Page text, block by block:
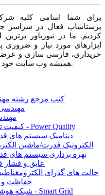
برای شما اسامی کلیه
پرستاشاپ فعال در سراسر
کردیم. ما در نیوزپاور
ابزارهای مورد نیاز و
خریداری، فارسی سازی و عرضه
همیشه وب سایت خود را بروز و پویا نگه دارید.
کتب مرجع رشته
کیفیت توان - Power Quality
دینامیک سیستم های
الکترونیک قدرت/ماشین
بهره برداری سیستم های
عایق و فشار
حالت های گذرای
حفاظت و
شبکه هوشمند - Smart Grid